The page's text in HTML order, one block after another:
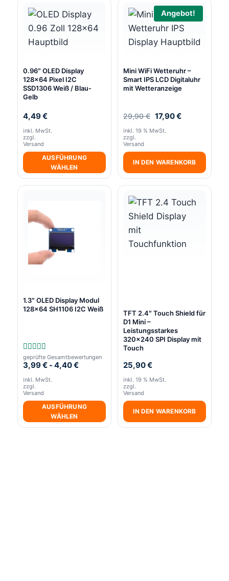
0.96″ OLED Display
128×64 Pixel I2C
SSD1306 Weiß / Blau-
Gelb
4,49€
inkl. MwSt.
zzgl.
Versand
AUSFÜHRUNG
WÄHLEN
Dieses
mehrere
Varianten
Die
auf
gewählt
werden
Angebot!
Mini WiFi Wetteruhr –
Smart IPS LCD Digitaluhr
mit Wetteranzeige
29,90€ Ursprünglicher
war:
17,90€Aktueller
inkl. 19 % MwSt.
zzgl.
Versand
IN DEN WARENKORB
1.3″ OLED Display Modul
128×64 SH1106 I2C Weiß
Bewertet
mit
5.00
von 5
geprüfte Gesamtbewertungen
3,99€ - 4,40€
inkl. MwSt.
zzgl.
Versand
AUSFÜHRUNG
WÄHLEN
Dieses
TFT 2.4″ Touch Shield für
D1 Mini –
Leistungsstarkes
320×240 SPI Display mit
Touch
25,90€
inkl. 19 % MwSt.
zzgl.
Versand
IN DEN WARENKORB